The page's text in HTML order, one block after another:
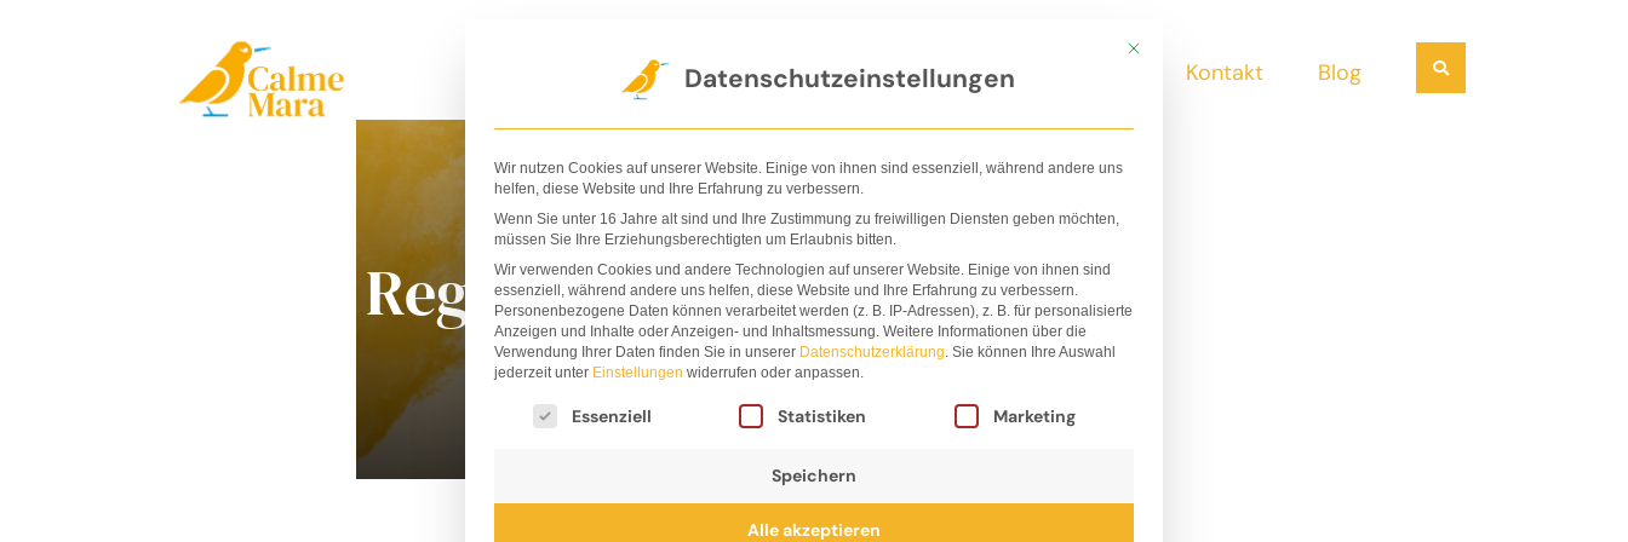
Der Verlag Shop Nachhaltigkeit Kontakt Blog Suchen
Regenwurm
Mit diesem Button wird der Dialog geschlossen. Seine Funktionalität ist
Datenschutzeinstellungen
Wir nutzen Cookies auf unserer Website. Einige von ihnen sind essenziell, während andere uns
helfen, diese Website und Ihre Erfahrung zu verbessern.
Wenn Sie unter 16 Jahre alt sind und Ihre Zustimmung zu freiwilligen Diensten geben möchten,
müssen Sie Ihre Erziehungsberechtigten um Erlaubnis bitten.
Wir verwenden Cookies und andere Technologien auf unserer Website. Einige von ihnen sind
essenziell, während andere uns helfen, diese Website und Ihre Erfahrung zu verbessern.
Personenbezogene Daten können verarbeitet werden (z. B. IP-Adressen), z. B. für personalisierte
Anzeigen und Inhalte oder Anzeigen- und Inhaltsmessung. Weitere Informationen über die
Verwendung Ihrer Daten finden Sie in unserer Datenschutzerklärung. Sie können Ihre Auswahl
jederzeit unter Einstellungen widerrufen oder anpassen.
Es folgt eine Liste der Service-Gruppen, für die eine Einwilligung erteilt werden kann. Die erste Service-Gruppe
Essenziell Statistiken Marketing
Speichern
Alle akzeptieren